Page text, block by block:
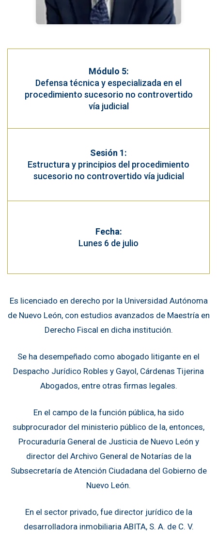
Módulo 5:
Defensa técnica y especializada en el
procedimiento sucesorio no controvertido
vía judicial
Sesión 1:
Estructura y principios del procedimiento
sucesorio no controvertido vía judicial
Fecha:
Lunes 6 de julio
Es licenciado en derecho por la Universidad Autónoma
de Nuevo León, con estudios avanzados de Maestría en
Derecho Fiscal en dicha institución.
Se ha desempeñado como abogado litigante en el
Despacho Jurídico Robles y Gayol, Cárdenas Tijerina
Abogados, entre otras firmas legales.
En el campo de la función pública, ha sido
subprocurador del ministerio público de la, entonces,
Procuraduría General de Justicia de Nuevo León y
director del Archivo General de Notarías de la
Subsecretaría de Atención Ciudadana del Gobierno de
Nuevo León.
En el sector privado, fue director jurídico de la
desarrolladora inmobiliaria ABITA, S. A. de C. V.